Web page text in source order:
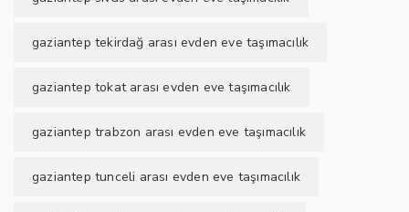
gaziantep tekirdağ arası evden eve taşımacılık
gaziantep tokat arası evden eve taşımacılık
gaziantep trabzon arası evden eve taşımacılık
gaziantep tunceli arası evden eve taşımacılık